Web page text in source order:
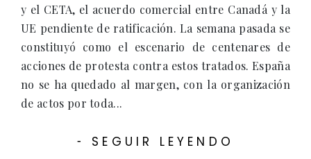
y el CETA, el acuerdo comercial entre Canadá y la
UE pendiente de ratificación. La semana pasada se
constituyó como el escenario de centenares de
acciones de protesta contra estos tratados. España
no se ha quedado al margen, con la organización
de actos por toda...
- SEGUIR LEYENDO